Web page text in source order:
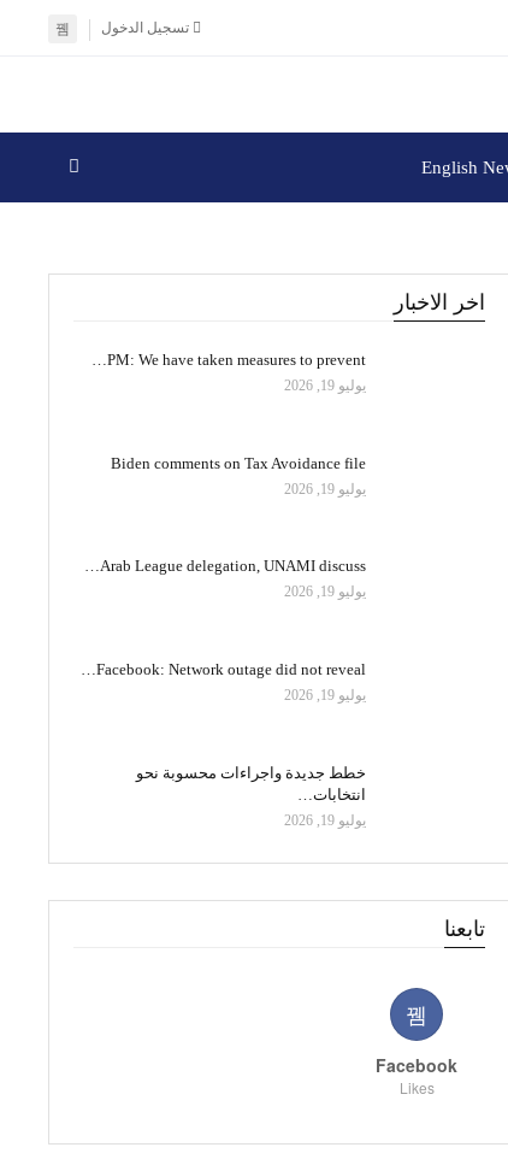
تسجيل الدخول
English
اخر الاخبار
PM: We have taken measures to prevent…
يوليو 19, 2026
Biden comments on Tax Avoidance file
يوليو 19, 2026
Arab League delegation, UNAMI discuss…
يوليو 19, 2026
Facebook: Network outage did not reveal…
يوليو 19, 2026
خطط جديدة واجراءات محسوبة نحو
انتخابات…
يوليو 19, 2026
تابعنا
Facebook
Likes